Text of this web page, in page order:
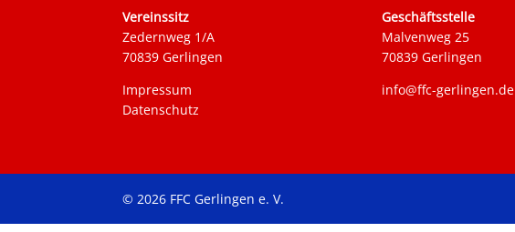
Vereinssitz
Zedernweg 1/A
70839 Gerlingen
Impressum
Datenschutz
Geschäftsstelle
Malvenweg 25
70839 Gerlingen
info@ffc-gerlingen.de
© 2026 FFC Gerlingen e. V.